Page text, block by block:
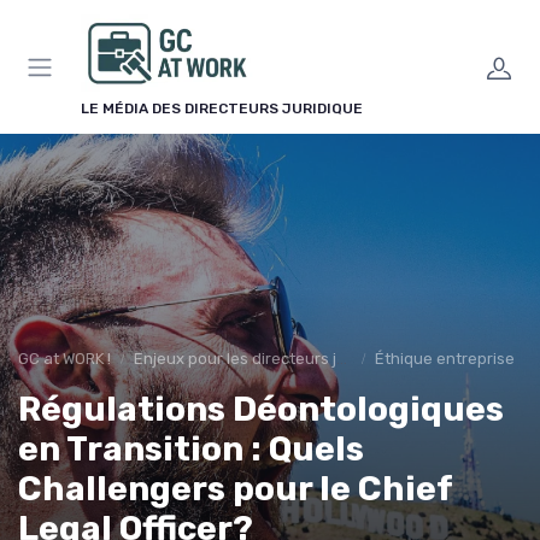
LE MÉDIA DES DIRECTEURS JURIDIQUE
GC at WORK ! Enjeux pour les directeurs juridiques Éthique entreprise
Régulations Déontologiques
en Transition : Quels
Challengers pour le Chief
Legal Officer?